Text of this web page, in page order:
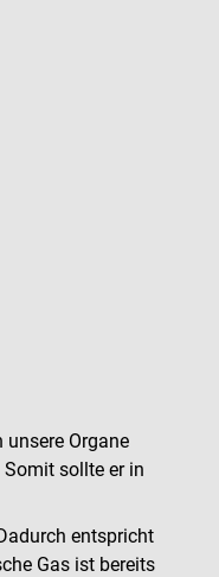
Organe
sollte er in
entspricht
Gas ist bereits